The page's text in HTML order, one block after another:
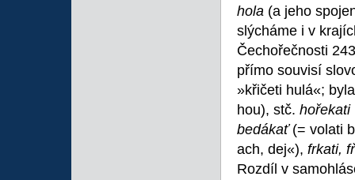
hola (a jeho
slýcháme i v
Čechořečnosti
přímo souvisí
»křičeti hulá«;
hou), stč. hořekati
bedákať(= volati
ach, dej«), frkati,
Rozdíl v